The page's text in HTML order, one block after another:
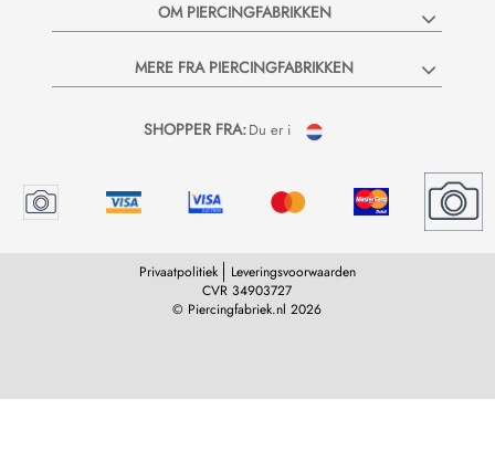
OM PIERCINGFABRIKKEN
MERE FRA PIERCINGFABRIKKEN
SHOPPER FRA:Du er i
© Piercingfabriek.nl 2026
CVR 34903727
Privaatpolitiek Leveringsvoorwaarden